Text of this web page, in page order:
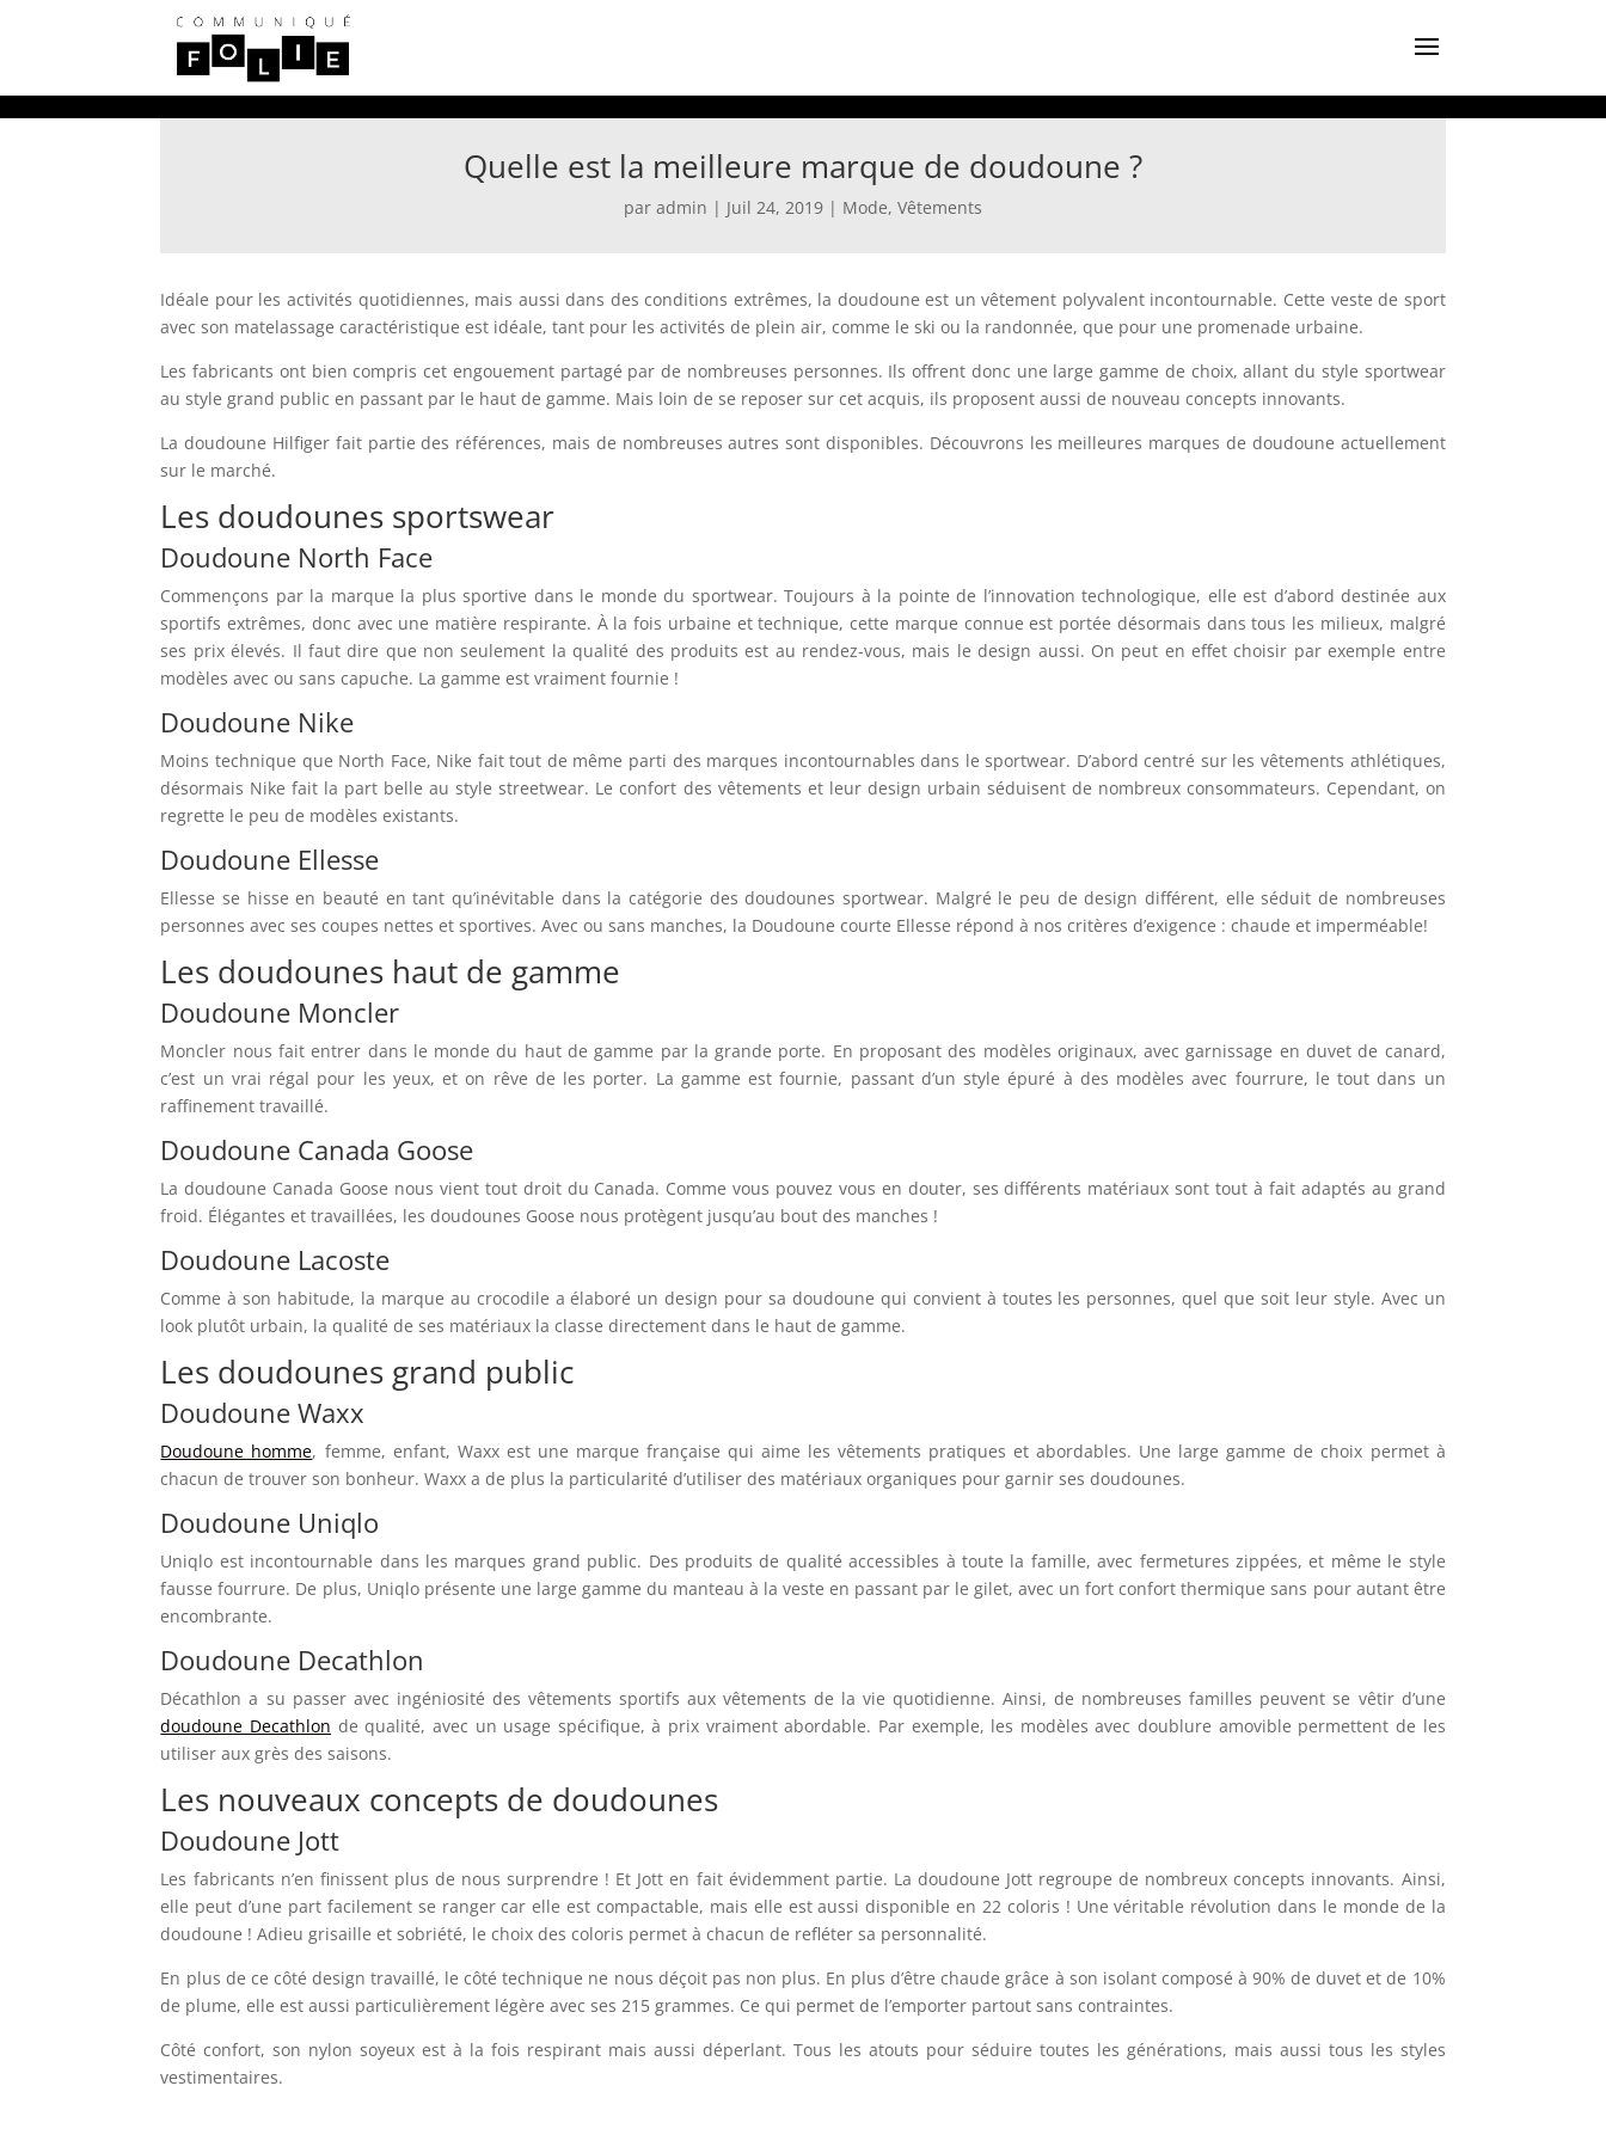
Quelle est la meilleure marque de doudoune ?
par admin | Juil 24, 2019| Mode, Vêtements
Idéale pour les activités quotidiennes, mais aussi dans des conditions extrêmes, la doudoune est un vêtement polyvalent incontournable. Cette veste de sport
avec son matelassage caractéristique est idéale, tant pour les activités de plein air, comme le ski ou la randonnée, que pour une promenade urbaine.
Les fabricants ont bien compris cet engouement partagé par de nombreuses personnes. Ils offrent donc une large gamme de choix, allant du style sportwear
au style grand public en passant par le haut de gamme. Mais loin de se reposer sur cet acquis, ils proposent aussi de nouveau concepts innovants.
La doudoune Hilfiger fait partie des références, mais de nombreuses autres sont disponibles. Découvrons les meilleures marques de doudoune actuellement
sur le marché.
Les doudounes sportswear
Doudoune North Face
Commençons par la marque la plus sportive dans le monde du sportwear. Toujours à la pointe de l’innovation technologique, elle est d’abord destinée aux
sportifs extrêmes, donc avec une matière respirante. À la fois urbaine et technique, cette marque connue est portée désormais dans tous les milieux, malgré
ses prix élevés. Il faut dire que non seulement la qualité des produits est au rendez-vous, mais le design aussi. On peut en effet choisir par exemple entre
modèles avec ou sans capuche. La gamme est vraiment fournie !
Doudoune Nike
Moins technique que North Face, Nike fait tout de même parti des marques incontournables dans le sportwear. D’abord centré sur les vêtements athlétiques,
désormais Nike fait la part belle au style streetwear. Le confort des vêtements et leur design urbain séduisent de nombreux consommateurs. Cependant, on
regrette le peu de modèles existants.
Doudoune Ellesse
Ellesse se hisse en beauté en tant qu’inévitable dans la catégorie des doudounes sportwear. Malgré le peu de design différent, elle séduit de nombreuses
personnes avec ses coupes nettes et sportives. Avec ou sans manches, la Doudoune courte Ellesse répond à nos critères d’exigence : chaude et imperméable!
Les doudounes haut de gamme
Doudoune Moncler
Moncler nous fait entrer dans le monde du haut de gamme par la grande porte. En proposant des modèles originaux, avec garnissage en duvet de canard,
c’est un vrai régal pour les yeux, et on rêve de les porter. La gamme est fournie, passant d’un style épuré à des modèles avec fourrure, le tout dans un
raffinement travaillé.
Doudoune Canada Goose
La doudoune Canada Goose nous vient tout droit du Canada. Comme vous pouvez vous en douter, ses différents matériaux sont tout à fait adaptés au grand
froid. Élégantes et travaillées, les doudounes Goose nous protègent jusqu’au bout des manches !
Doudoune Lacoste
Comme à son habitude, la marque au crocodile a élaboré un design pour sa doudoune qui convient à toutes les personnes, quel que soit leur style. Avec un
look plutôt urbain, la qualité de ses matériaux la classe directement dans le haut de gamme.
Les doudounes grand public
Doudoune Waxx
Doudoune homme, femme, enfant, Waxx est une marque française qui aime les vêtements pratiques et abordables. Une large gamme de choix permet à
chacun de trouver son bonheur. Waxx a de plus la particularité d’utiliser des matériaux organiques pour garnir ses doudounes.
Doudoune Uniqlo
Uniqlo est incontournable dans les marques grand public. Des produits de qualité accessibles à toute la famille, avec fermetures zippées, et même le style
fausse fourrure. De plus, Uniqlo présente une large gamme du manteau à la veste en passant par le gilet, avec un fort confort thermique sans pour autant être
encombrante.
Doudoune Decathlon
Décathlon a su passer avec ingéniosité des vêtements sportifs aux vêtements de la vie quotidienne. Ainsi, de nombreuses familles peuvent se vêtir d’une
doudoune Decathlon de qualité, avec un usage spécifique, à prix vraiment abordable. Par exemple, les modèles avec doublure amovible permettent de les
utiliser aux grès des saisons.
Les nouveaux concepts de doudounes
Doudoune Jott
Les fabricants n’en finissent plus de nous surprendre ! Et Jott en fait évidemment partie. La doudoune Jott regroupe de nombreux concepts innovants. Ainsi,
elle peut d’une part facilement se ranger car elle est compactable, mais elle est aussi disponible en 22 coloris ! Une véritable révolution dans le monde de la
doudoune ! Adieu grisaille et sobriété, le choix des coloris permet à chacun de refléter sa personnalité.
En plus de ce côté design travaillé, le côté technique ne nous déçoit pas non plus. En plus d’être chaude grâce à son isolant composé à 90% de duvet et de 10%
de plume, elle est aussi particulièrement légère avec ses 215 grammes. Ce qui permet de l’emporter partout sans contraintes.
Côté confort, son nylon soyeux est à la fois respirant mais aussi déperlant. Tous les atouts pour séduire toutes les générations, mais aussi tous les styles
vestimentaires.